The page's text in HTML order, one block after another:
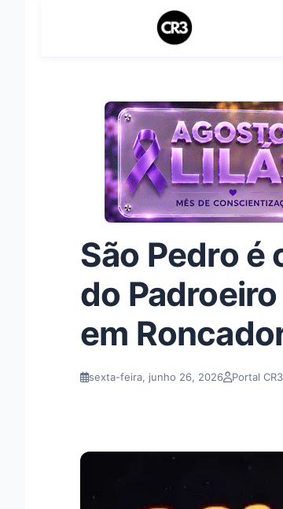
São Pedro é
do
em
sexta-feira, junho 26, 2026 Portal